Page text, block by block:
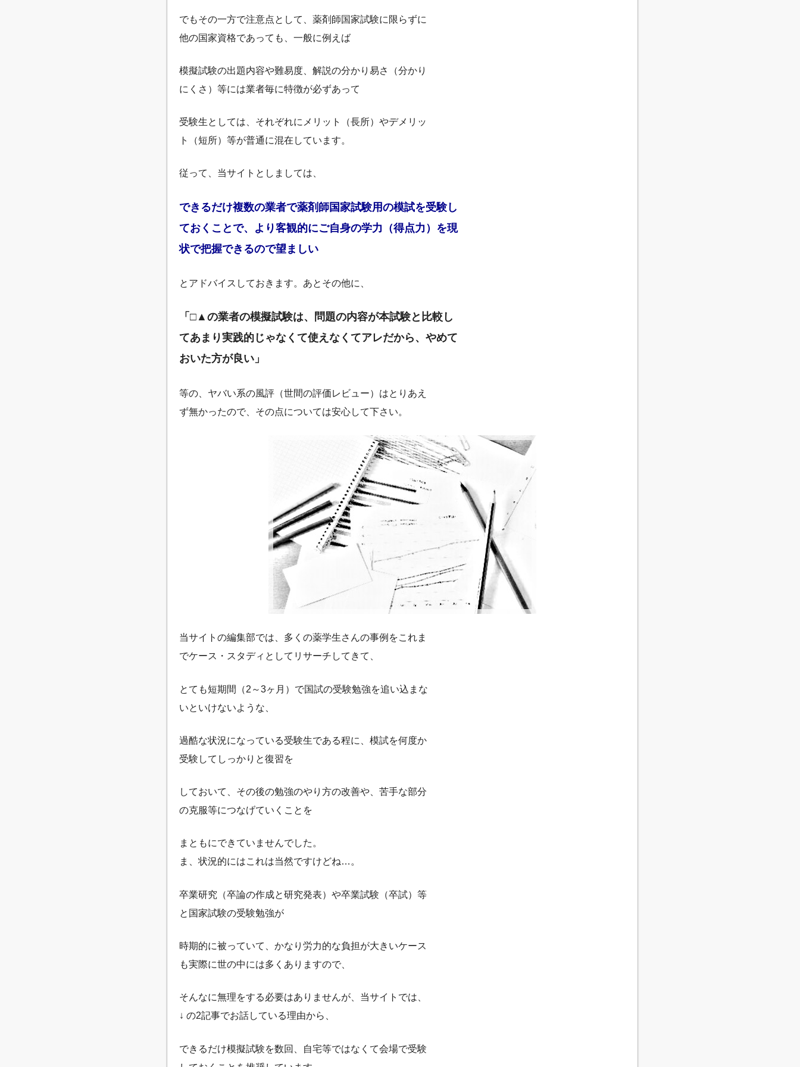
でもその一方で注意点として、薬剤師国家試験に限らずに
他の国家資格であっても、一般に例えば
模擬試験の出題内容や難易度、解説の分かり易さ（分かり
にくさ）等には業者毎に特徴が必ずあって
受験生としては、それぞれにメリット（長所）やデメリッ
ト（短所）等が普通に混在しています。
従って、当サイトとしましては、
できるだけ複数の業者で薬剤師国家試験用の模試を受験し
ておくことで、より客観的にご自身の学力（得点力）を現
状で把握できるので望ましい
とアドバイスしておきます。あとその他に、
「□▲の業者の模擬試験は、問題の内容が本試験と比較し
てあまり実践的じゃなくて使えなくてアレだから、やめて
おいた方が良い」
等の、ヤバい系の風評（世間の評価レビュー）はとりあえ
ず無かったので、その点については安心して下さい。
当サイトの編集部では、多くの薬学生さんの事例をこれま
でケース・スタディとしてリサーチしてきて、
とても短期間（2～3ヶ月）で国試の受験勉強を追い込まな
いといけないような、
過酷な状況になっている受験生である程に、模試を何度か
受験してしっかりと復習を
しておいて、その後の勉強のやり方の改善や、苦手な部分
の克服等につなげていくことを
まともにできていませんでした。
ま、状況的にはこれは当然ですけどね…。
卒業研究（卒論の作成と研究発表）や卒業試験（卒試）等
と国家試験の受験勉強が
時期的に被っていて、かなり労力的な負担が大きいケース
も実際に世の中には多くありますので、
そんなに無理をする必要はありませんが、当サイトでは、
↓ の2記事でお話している理由から、
できるだけ模擬試験を数回、自宅等ではなくて会場で受験